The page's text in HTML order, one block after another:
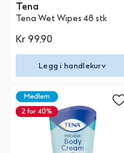
Tena
Tena Wet Wipes 48 stk
Kr 99,90
Legg i handlekurv